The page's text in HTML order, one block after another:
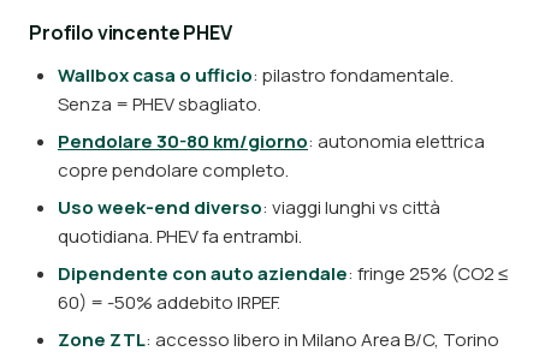
Profilo vincente PHEV
Wallbox casa o ufficio: pilastro fondamentale.
Senza = PHEV sbagliato.
Pendolare 30-80 km/giorno: autonomia elettrica
copre pendolare completo.
Uso week-end diverso: viaggi lunghi vs città
quotidiana. PHEV fa entrambi.
Dipendente con auto aziendale: fringe 25% (CO2 ≤
60) = -50% addebito IRPEF.
Zone ZTL: accesso libero in Milano Area B/C, Torino